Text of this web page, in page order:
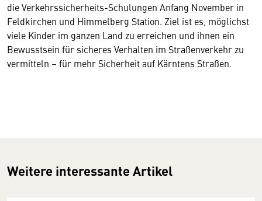
die Verkehrssicherheits-Schulungen Anfang November in
Feldkirchen und Himmelberg Station. Ziel ist es, möglichst
viele Kinder im ganzen Land zu erreichen und ihnen ein
Bewusstsein für sicheres Verhalten im Straßenverkehr zu
vermitteln – für mehr Sicherheit auf Kärntens Straßen.
Weitere interessante Artikel